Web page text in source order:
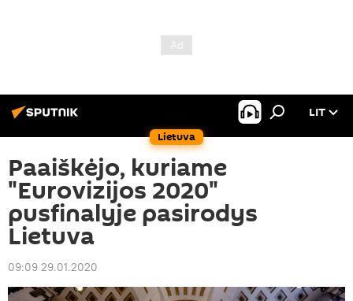
Lietuva
LIT
Paaiškėjo, kuriame
"Eurovizijos 2020"
pusfinalyje pasirodys
Lietuva
09:09 29.01.2020